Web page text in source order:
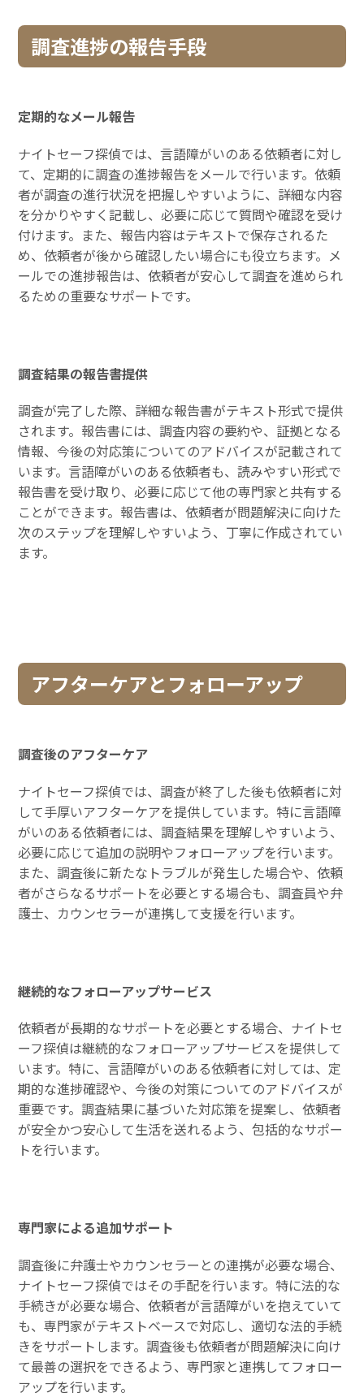
調査進捗の報告手段
定期的なメール報告
ナイトセーフ探偵では、言語障がいのある依頼者に対し
て、定期的に調査の進捗報告をメールで行います。依頼
者が調査の進行状況を把握しやすいように、詳細な内容
を分かりやすく記載し、必要に応じて質問や確認を受け
付けます。また、報告内容はテキストで保存されるた
め、依頼者が後から確認したい場合にも役立ちます。メ
ールでの進捗報告は、依頼者が安心して調査を進められ
るための重要なサポートです。
調査結果の報告書提供
調査が完了した際、詳細な報告書がテキスト形式で提供
されます。報告書には、調査内容の要約や、証拠となる
情報、今後の対応策についてのアドバイスが記載されて
います。言語障がいのある依頼者も、読みやすい形式で
報告書を受け取り、必要に応じて他の専門家と共有する
ことができます。報告書は、依頼者が問題解決に向けた
次のステップを理解しやすいよう、丁寧に作成されてい
ます。
アフターケアとフォローアップ
調査後のアフターケア
ナイトセーフ探偵では、調査が終了した後も依頼者に対
して手厚いアフターケアを提供しています。特に言語障
がいのある依頼者には、調査結果を理解しやすいよう、
必要に応じて追加の説明やフォローアップを行います。
また、調査後に新たなトラブルが発生した場合や、依頼
者がさらなるサポートを必要とする場合も、調査員や弁
護士、カウンセラーが連携して支援を行います。
継続的なフォローアップサービス
依頼者が長期的なサポートを必要とする場合、ナイトセ
ーフ探偵は継続的なフォローアップサービスを提供して
います。特に、言語障がいのある依頼者に対しては、定
期的な進捗確認や、今後の対策についてのアドバイスが
重要です。調査結果に基づいた対応策を提案し、依頼者
が安全かつ安心して生活を送れるよう、包括的なサポー
トを行います。
専門家による追加サポート
調査後に弁護士やカウンセラーとの連携が必要な場合、
ナイトセーフ探偵ではその手配を行います。特に法的な
手続きが必要な場合、依頼者が言語障がいを抱えていて
も、専門家がテキストベースで対応し、適切な法的手続
きをサポートします。調査後も依頼者が問題解決に向け
て最善の選択をできるよう、専門家と連携してフォロー
アップを行います。